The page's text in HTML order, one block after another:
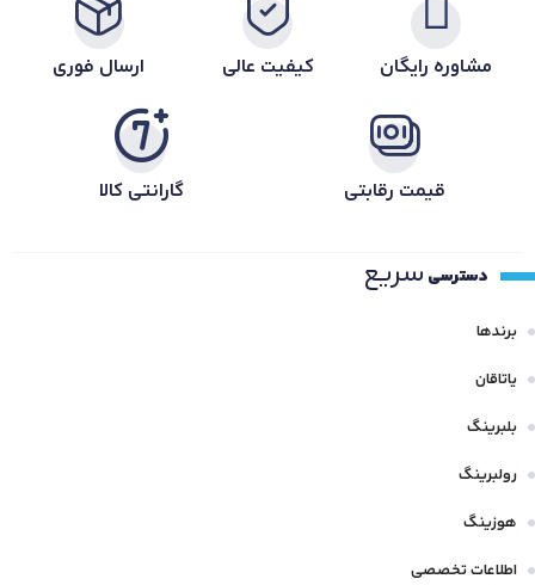
مشاوره رایگان کیفیت عالی ارسال فوری
قیمت رقابتی گارانتی کالا
دسترسی سریع
برندها
یاتاقان
بلبرینگ
رولبرینگ
هوزینگ
اطلاعات تخصصی